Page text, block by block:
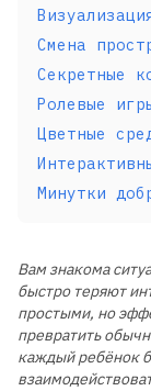
Смена
Секретные
Ролевые
Цветные
Минутки
Вам знакома
быстро теряют
простыми, но
превратить
каждый ребёнок